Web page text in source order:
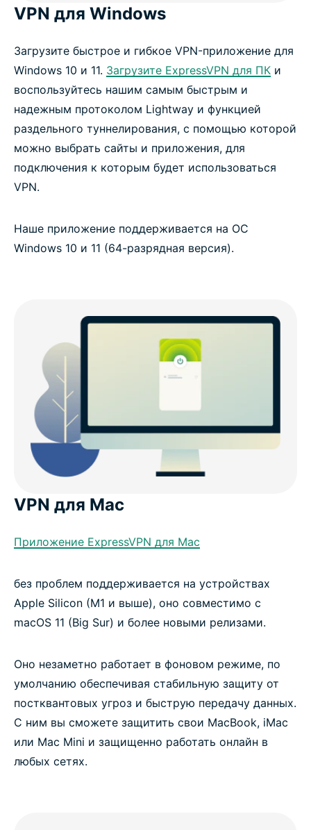
VPN для Windows
Загрузите быстрое и гибкое VPN-приложение для
Windows 10 и 11. Загрузите ExpressVPN для ПК и
воспользуйтесь нашим самым быстрым и
надежным протоколом Lightway и функцией
раздельного туннелирования, с помощью которой
можно выбрать сайты и приложения, для
подключения к которым будет использоваться
VPN.
Наше приложение поддерживается на ОС
Windows 10 и 11 (64-разрядная версия).
VPN для Mac
Приложение ExpressVPN для Mac
без проблем поддерживается на устройствах
Apple Silicon (M1 и выше), оно совместимо с
macOS 11 (Big Sur) и более новыми релизами.
Оно незаметно работает в фоновом режиме, по
умолчанию обеспечивая стабильную защиту от
постквантовых угроз и быструю передачу данных.
С ним вы сможете защитить свои MacBook, iMac
или Mac Mini и защищенно работать онлайн в
любых сетях.